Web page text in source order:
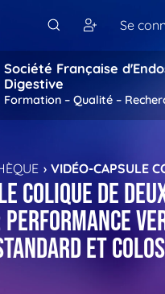
Se
Société Française
Digestive
Formation – Qualité –
VIDÉO-CAPSULE
colique de
et